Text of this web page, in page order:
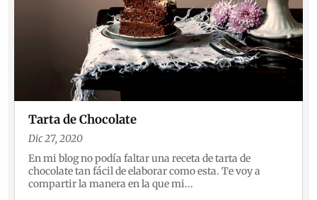
Tarta de Chocolate
Dic 27, 2020
En mi blog no podía faltar una receta de tarta de
chocolate tan fácil de elaborar como esta. Te voy a
compartir la manera en la que mi...